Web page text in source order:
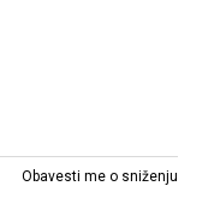
Obavesti me o sniženju